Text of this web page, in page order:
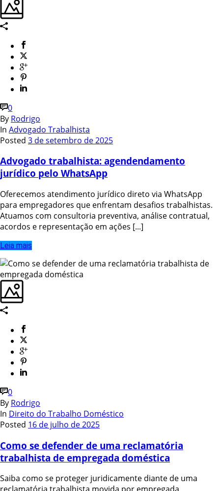
0
By Rodrigo
In Advogado Trabalhista
Posted 3 de setembro de 2025
Advogado trabalhista: agendendamento
jurídico pelo WhatsApp
Oferecemos atendimento jurídico direto via WhatsApp
para empregadores que enfrentam desafios trabalhistas.
Atuamos com consultoria preventiva, análise contratual,
acordos e representação em ações [...]
Leia mais
0
By Rodrigo
In Direito do Trabalho Doméstico
Posted 16 de julho de 2025
Como se defender de uma reclamatória
trabalhista de empregada doméstica
Saiba como se proteger juridicamente diante de uma